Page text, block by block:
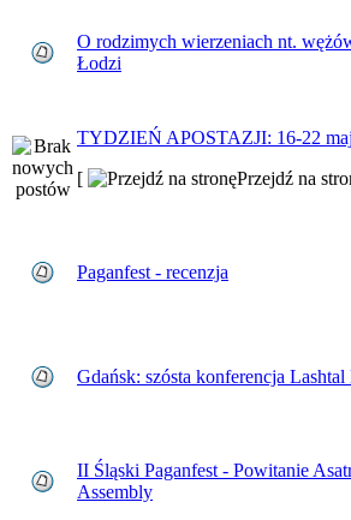
O rodzimych wierzeniach nt.
Łodzi
TYDZIEŃ APOSTAZJI: 16-22
[
Przejdź na
Paganfest - recenzja
Gdańsk: szósta konferencja Lashtal
II Śląski Paganfest - Powitanie
Assembly